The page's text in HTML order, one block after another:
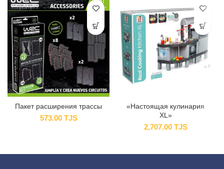
Пакет расширения трассы
573.00 TJS
«Настоящая кулинария
XL»
2,707.00 TJS